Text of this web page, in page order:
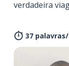
verdadeira
37